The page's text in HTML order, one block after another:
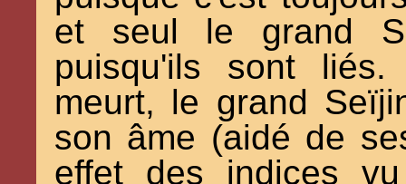
et seul le grand
puisqu'ils sont liés.
meurt, le grand
son âme (aidé de
effet des indices